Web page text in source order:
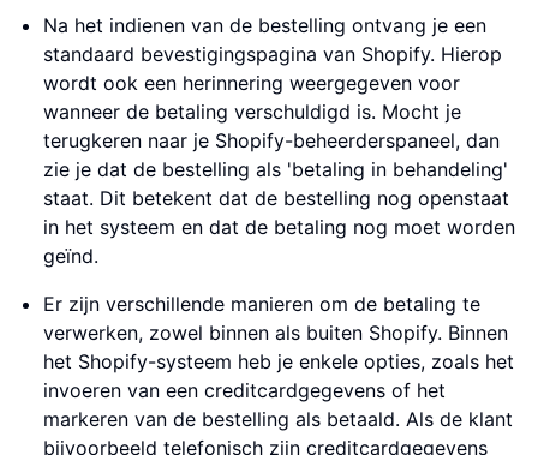
Na het indienen van de bestelling ontvang je een
standaard bevestigingspagina van Shopify. Hierop
wordt ook een herinnering weergegeven voor
wanneer de betaling verschuldigd is. Mocht je
terugkeren naar je Shopify-beheerderspaneel, dan
zie je dat de bestelling als 'betaling in behandeling'
staat. Dit betekent dat de bestelling nog openstaat
in het systeem en dat de betaling nog moet worden
geïnd.
Er zijn verschillende manieren om de betaling te
verwerken, zowel binnen als buiten Shopify. Binnen
het Shopify-systeem heb je enkele opties, zoals het
invoeren van een creditcardgegevens of het
markeren van de bestelling als betaald. Als de klant
bijvoorbeeld telefonisch zijn creditcardgegevens